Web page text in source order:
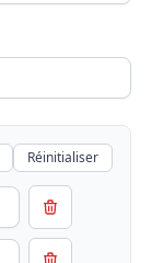
Réinitialiser